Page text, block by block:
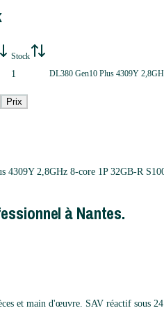
Stock
1 DL380 Gen10 Plus 4309Y
Prix
4309Y 2,8GHz 8-core 1P 32GB-R
à Nantes.
et main d'œuvre. SAV réactif sous